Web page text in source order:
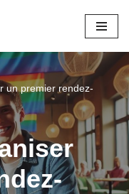
un premier rendez-